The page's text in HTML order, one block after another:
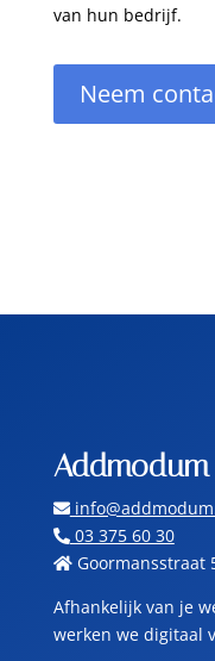
van hun bedrijf.
Neem
Addmodum
03 375 60 30
Goormansstraat
Afhankelijk van je
werken we digitaal